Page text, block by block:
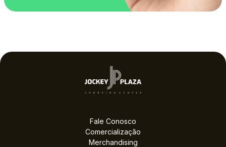
Fale Conosco
Comercialização
Merchandising